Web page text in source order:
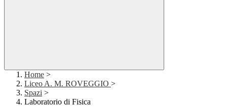
Home >
Liceo A. M. ROVEGGIO >
Spazi >
Laboratorio di Fisica